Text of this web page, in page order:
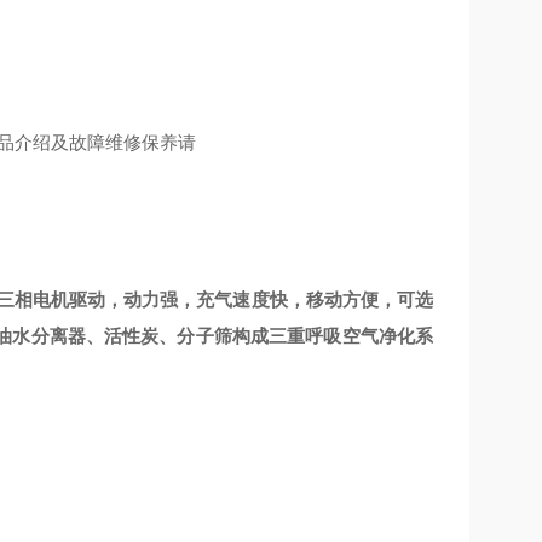
介绍及故障维修保养请
相电机驱动，动力强，充气速度快，移动方便，可选
分离器、活性炭、分子筛构成三重呼吸空气净化系